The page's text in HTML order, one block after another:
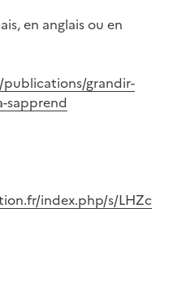
en anglais ou en
grandir-
sapprend
index.php/s/LHZc